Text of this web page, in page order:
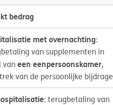
bedrag
met overnachting:
van supplementen in
vaneen eenpersoonskamer,
van de persoonlijke bijdrage
: terugbetaling van